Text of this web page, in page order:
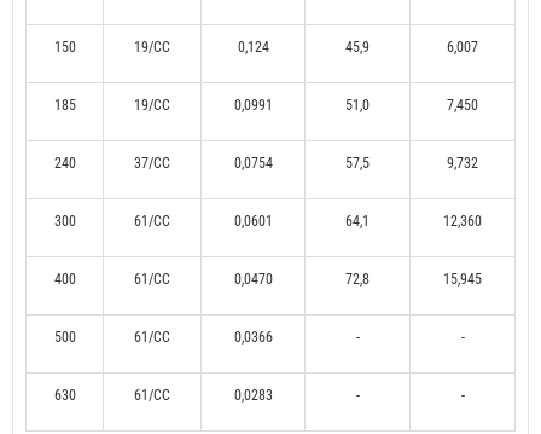
150 19/CC 0,124 45,9 6,007
185 19/CC 0,0991 51,0 7,450
240 37/CC 0,0754 57,5 9,732
300 61/CC 0,0601 64,1 12,360
400 61/CC 0,0470 72,8 15,945
500 61/CC 0,0366 - -
630 61/CC 0,0283 - -